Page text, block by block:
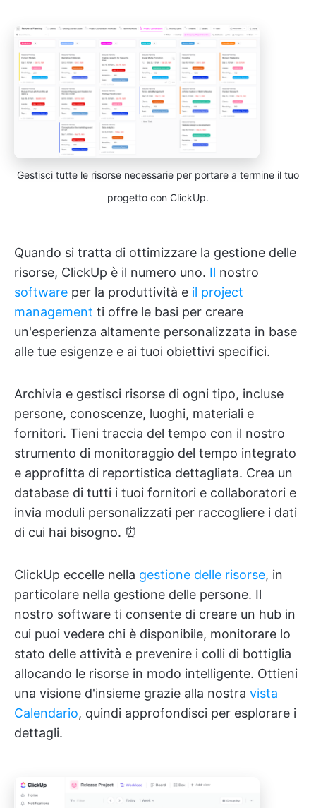
Gestisci tutte le risorse necessarie per portare a termine il tuo
progetto con ClickUp.
Quando si tratta di ottimizzare la gestione delle
risorse, ClickUp è il numero uno. Il nostro
software per la produttività e il project
management ti offre le basi per creare
un'esperienza altamente personalizzata in base
alle tue esigenze e ai tuoi obiettivi specifici.
Archivia e gestisci risorse di ogni tipo, incluse
persone, conoscenze, luoghi, materiali e
fornitori. Tieni traccia del tempo con il nostro
strumento di monitoraggio del tempo integrato
e approfitta di reportistica dettagliata. Crea un
database di tutti i tuoi fornitori e collaboratori e
invia moduli personalizzati per raccogliere i dati
di cui hai bisogno. ⏰
ClickUp eccelle nella gestione delle risorse, in
particolare nella gestione delle persone. Il
nostro software ti consente di creare un hub in
cui puoi vedere chi è disponibile, monitorare lo
stato delle attività e prevenire i colli di bottiglia
allocando le risorse in modo intelligente. Ottieni
una visione d'insieme grazie alla nostra vista
Calendario, quindi approfondisci per esplorare i
dettagli.